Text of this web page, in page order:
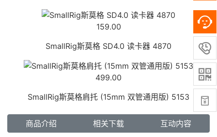



159.00
SmallRig斯莫格 SD4.0 读卡器 4870
499.00
SmallRig斯莫格肩托 (15mm 双管通用版) 5153
商品介绍 相关下载
互动内容